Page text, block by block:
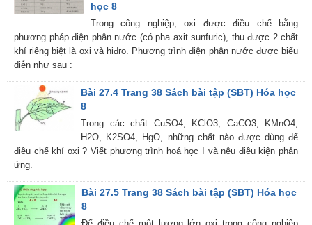
học 8
Trong công nghiệp, oxi được điều chế bằng
phương pháp điện phân nước (có pha axit sunfuric), thu được 2 chất
khí riêng biệt là oxi và hiđro. Phương trình điện phân nước được biểu
diễn như sau :
Bài 27.4 Trang 38 Sách bài tập (SBT) Hóa học
8
Trong các chất CuSO4, KClO3, CaCO3, KMnO4,
H2O, K2SO4, HgO, những chất nào được dùng để
điều chế khí oxi ? Viết phương trình hoá học I và nêu điều kiện phản
ứng.
Bài 27.5 Trang 38 Sách bài tập (SBT) Hóa học
8